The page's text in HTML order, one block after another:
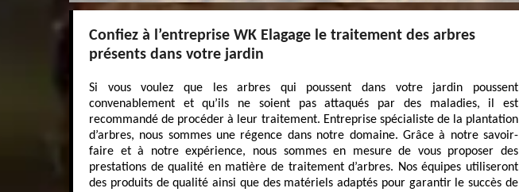
Confiez à l’entreprise WK Elagage le traitement des arbres
présents dans votre jardin
Si vous voulez que les arbres qui poussent dans votre jardin poussent
convenablement et qu’ils ne soient pas attaqués par des maladies, il est
recommandé de procéder à leur traitement. Entreprise spécialiste de la plantation
d’arbres, nous sommes une régence dans notre domaine. Grâce à notre savoir-
faire et à notre expérience, nous sommes en mesure de vous proposer des
prestations de qualité en matière de traitement d’arbres. Nos équipes utiliseront
des produits de qualité ainsi que des matériels adaptés pour garantir le succès de